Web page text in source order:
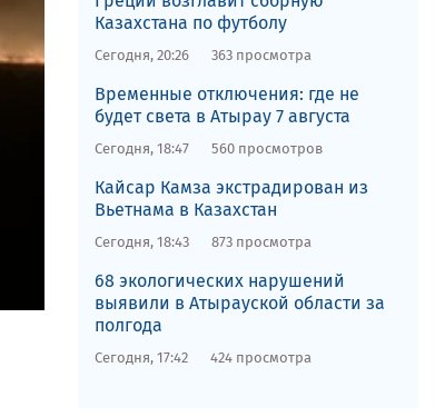
Казахстана по футболу
Сегодня, 20:26 363 просмотра
Временные отключения: где не
будет света в Атырау 7 августа
Сегодня, 18:47 560 просмотров
Кайсар Камза экстрадирован из
Вьетнама в Казахстан
Сегодня, 18:43 873 просмотра
68 экологических нарушений
выявили в Атырауской области за
полгода
Сегодня, 17:42 424 просмотра